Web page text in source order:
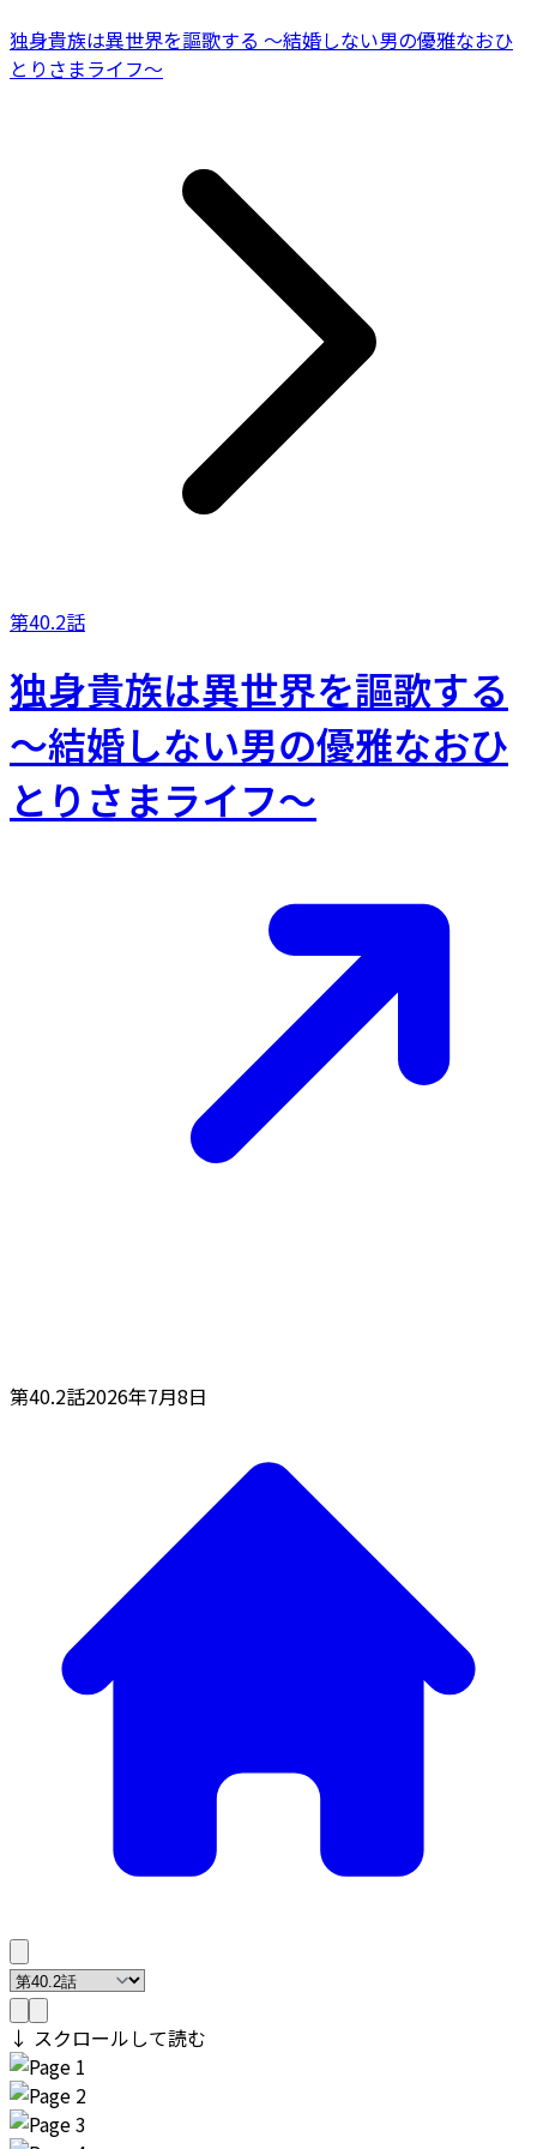
独身貴族は異世界を謳歌する ～結婚しない男の優雅なおひ
とりさまライフ～
第40.2話
独身貴族は異世界を謳歌する
～結婚しない男の優雅なおひ
とりさまライフ～
第40.2話2026年7月8日
↓ スクロールして読む